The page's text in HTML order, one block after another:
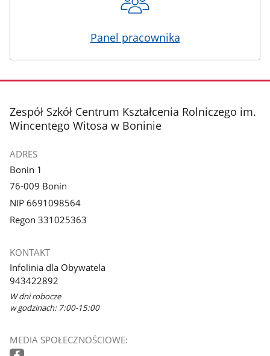
Panel pracownika
stopka
Zespół Szkół Centrum Kształcenia Rolniczego im.
Wincentego Witosa w Boninie
ADRES
Bonin 1
76-009 Bonin
NIP 6691098564
Regon 331025363
KONTAKT
Infolinia dla Obywatela
943422892
W dni robocze
w godzinach: 7:00-15:00
MEDIA SPOŁECZNOŚCIOWE: